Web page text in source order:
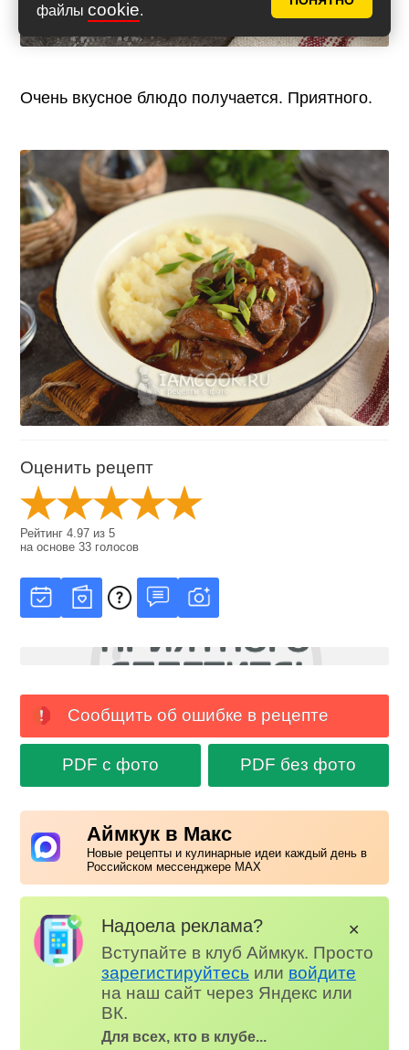
файлы cookie.
Очень вкусное блюдо получается. Приятного.
Оценить рецепт
Рейтинг4.97 из5
на основе33 голосов
Сообщить об ошибке в рецепте
PDF с фото PDF без фото
Аймкук в Макс
Новые рецепты и кулинарные идеи каждый день в
Российском мессенджере MAX
Надоела реклама?
Вступайте в клуб Аймкук. Просто
зарегистируйтесь или войдите
на наш сайт через Яндекс или
ВК.
Для всех, кто в клубе...
✕